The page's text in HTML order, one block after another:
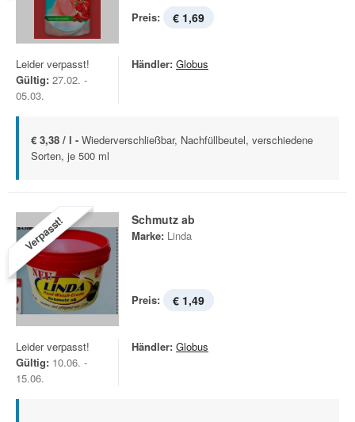
Preis: € 1,69
Leider verpasst!
Gültig: 27.02. -
05.03.
Händler: Globus
€ 3,38 / l - Wiederverschließbar, Nachfüllbeutel, verschiedene
Sorten, je 500 ml
Verpasst! Schmutz ab
Marke: Linda
Preis: € 1,49
Leider verpasst!
Gültig: 10.06. -
15.06.
Händler: Globus